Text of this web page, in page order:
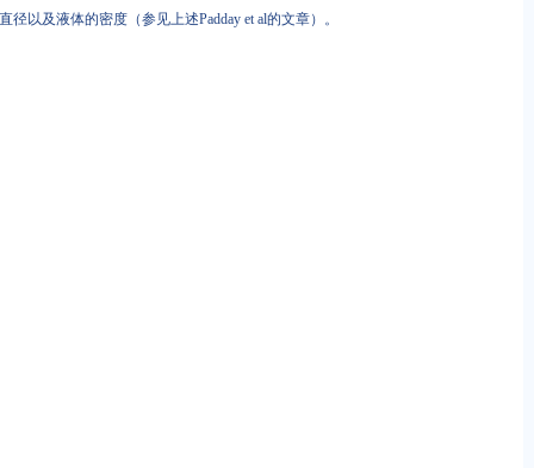
以及液体的密度（参见上述Padday et al的文章）。